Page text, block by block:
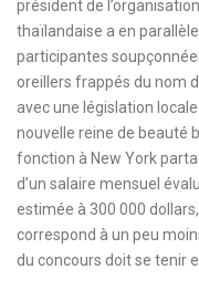
président de
thaïlandaise a en
participantes
oreillers frappés du nom
avec une législation
nouvelle reine de beauté
fonction à New York
d’un salaire mensuel
estimée à 300 000
correspond à un peu
du concours doit se tenir